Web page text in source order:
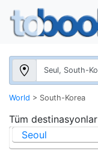
World > South-Korea
Tüm destinasyonlar
Seoul